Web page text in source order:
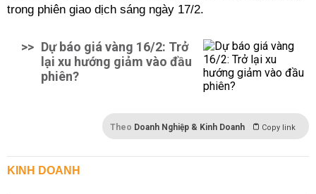
trong phiên giao dịch sáng ngày 17/2.
>> Dự báo giá vàng 16/2: Trở
lại xu hướng giảm vào đầu
phiên?
Theo Doanh Nghiệp & Kinh Doanh Copy link
KINH DOANH